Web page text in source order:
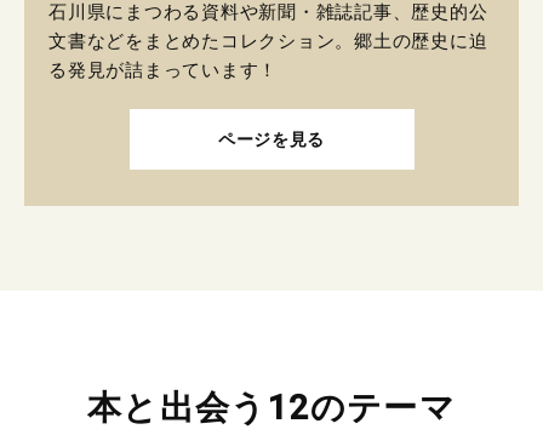
石川県にまつわる資料や新聞・雑誌記事、歴史的公
文書などをまとめたコレクション。郷土の歴史に迫
る発見が詰まっています！
ページを見る
本と出会う12のテーマ